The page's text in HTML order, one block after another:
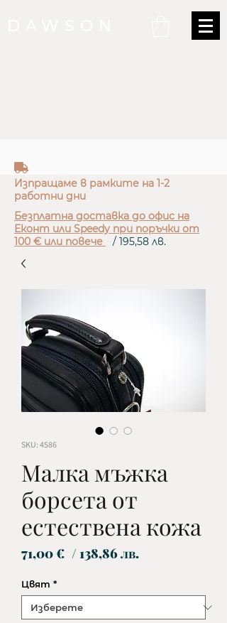
truck
Изпращаме в рамките на 1-2
работни дни
Безплатна доставка до офис на
Еконт или Speedy при поръчки от
100 € или повече
/ 195,58 лв.
SKU: 4586
Малка мъжка
борсета от
естествена кожа
71,00 € / 138,86 лв.Цена
Цвят *